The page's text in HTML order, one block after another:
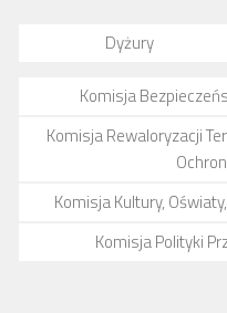
Dyżury
Komisja
Komisja Rewaloryzacji
Komisja Kultury,
Komisja Polityki